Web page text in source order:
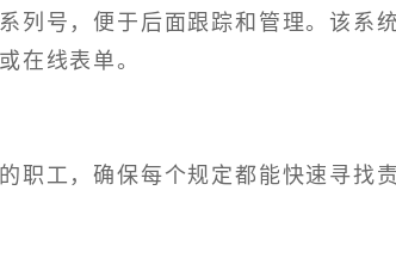
列号，便于后面跟踪和管理。该系
在线表单。
职工，确保每个规定都能快速寻找